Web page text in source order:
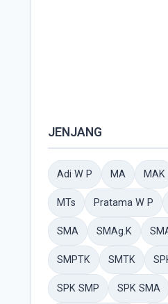
JENJANG
Adi W P MA MAK
MTs Pratama W P
SMA SMAg.K
SMPTK SMTK
SPK SMP SPK SMA